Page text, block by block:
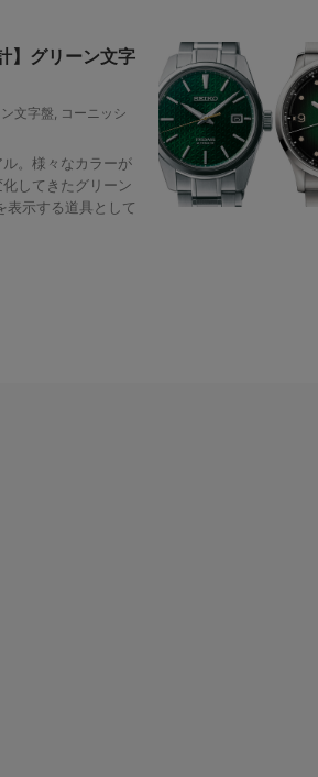
】グリーン文字
文字盤, コーニッシ
。様々なカラーが
してきたグリーン
示する道具として